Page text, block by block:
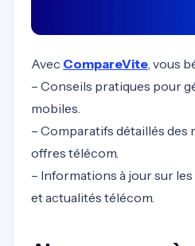
Avec CompareVite , vous
– Conseils pratiques pour
mobiles.
– Comparatifs détaillés des
offres télécom.
– Informations à jour sur
et actualités télécom.